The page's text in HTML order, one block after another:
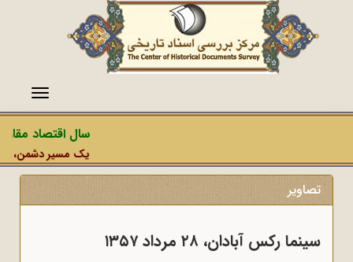
منو
سال اقتصاد
یک مسیر دشمن،
تصاویر
سینما رکس آبادان، ۲۸ مرداد ۱۳۵۷